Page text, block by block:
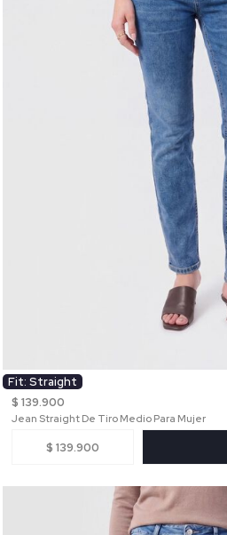
Fit: Straight
$ 139.900
Jean Straight De Tiro Medio Para Mujer
$ 139.900